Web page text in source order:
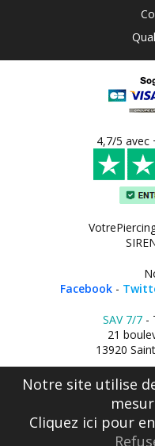
4,7/5 avec
Facebook -
SAV 7/7-
21
13920
Notre site utilise
Cliquez ici pour